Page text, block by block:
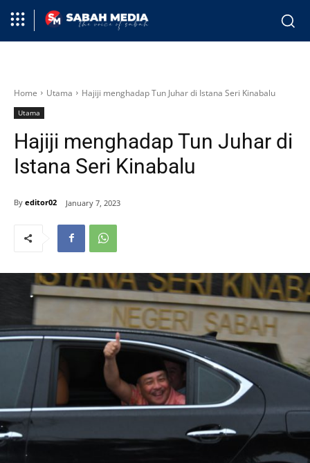
Home Utama Hajiji menghadap Tun Juhar di Istana Seri Kinabalu
Utama
Hajiji menghadap Tun Juhar di
Istana Seri Kinabalu
By editor02 January 7, 2023